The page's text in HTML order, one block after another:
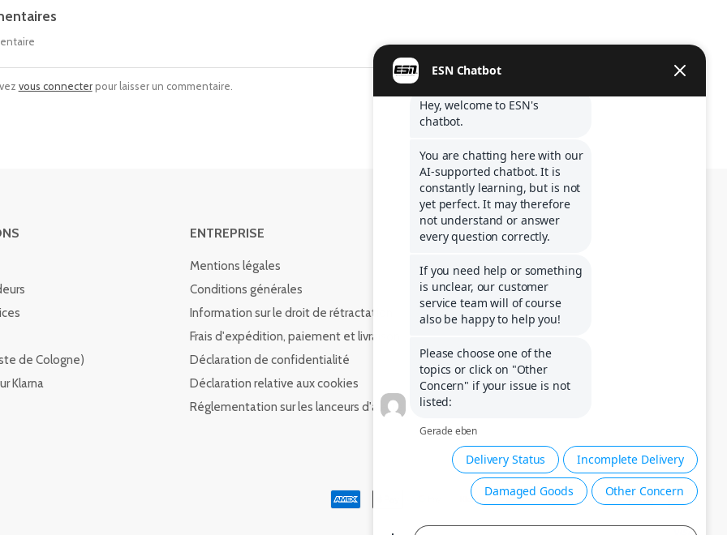
vous connecterpour laisser un commentaire.
de Cologne)
Klarna
ENTREPRISE
Mentions légales
Conditions générales
Information sur le droit de rétractation
Frais d'expédition, paiement et livraison
Déclaration de confidentialité
Déclaration relative aux cookies
Réglementation sur les lanceurs d'alerte